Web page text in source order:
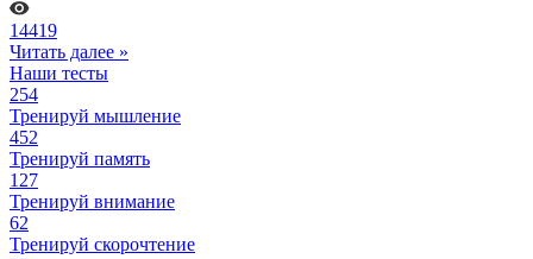
14419
Читать далее »
Наши тесты
254
Тренируй мышление
452
Тренируй память
127
Тренируй внимание
62
Тренируй скорочтение